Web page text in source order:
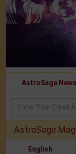
AstroSage
AstroSage
English